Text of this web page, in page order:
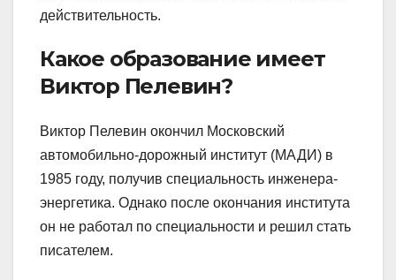
действительность.
Какое образование имеет
Виктор Пелевин?
Виктор Пелевин окончил Московский
автомобильно-дорожный институт (МАДИ) в
1985 году, получив специальность инженера-
энергетика. Однако после окончания института
он не работал по специальности и решил стать
писателем.